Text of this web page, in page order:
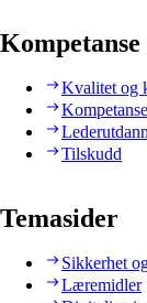
Kvalitet og
Tilskudd
Temasider
Sikkerhet
Læremidler